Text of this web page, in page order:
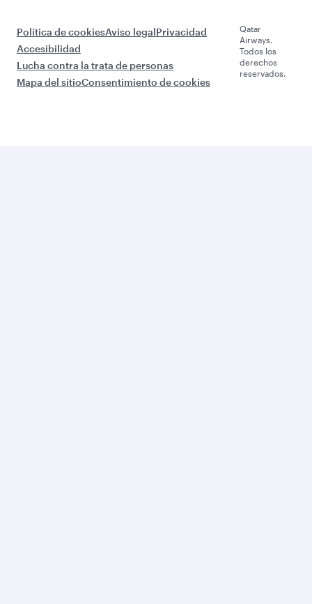
Política de cookiesAviso legalPrivacidad
Accesibilidad
Lucha contra la trata de personas
Mapa del sitioConsentimiento de cookies
Qatar
Airways.
Todos los
derechos
reservados.